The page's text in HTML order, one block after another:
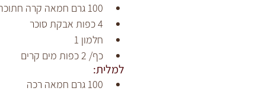
100 גרם חמאה קרה חתוכה לקוביות קטנות
4 כפות אבקת סוכר
חלמון 1
כף/ 2 כפות מים קרים
למלית:
100 גרם חמאה רכה